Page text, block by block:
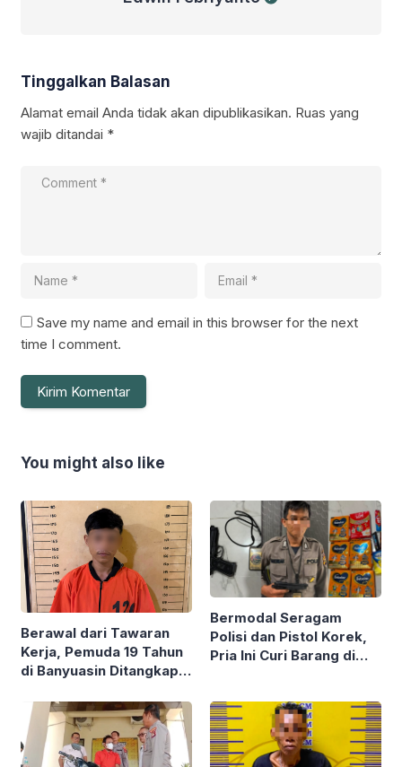
Tinggalkan Balasan
Alamat email Anda tidak akan dipublikasikan. Ruas yang
wajib ditandai *
Save my name and email in this browser for the next
time I comment.
You might also like
Berawal dari Tawaran
Kerja, Pemuda 19 Tahun
di Banyuasin Ditangkap
Kekerasan Seksual
Bermodal Seragam
Polisi dan Pistol Korek,
Pria Ini Curi Barang di